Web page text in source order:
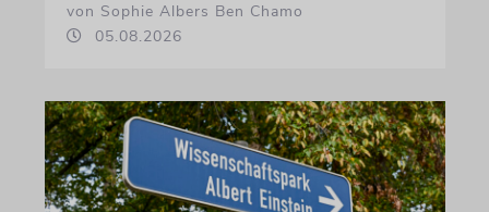
von Sophie Albers Ben Chamo
05.08.2026